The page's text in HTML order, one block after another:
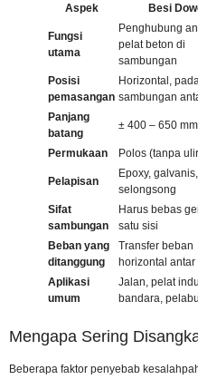
Aspek Besi
Fungsi
utama
Penghubung
pelat beton di
sambungan
Posisi
pemasangan
Horizontal, pada
sambungan
Panjang
batang
± 400 – 650 mm
Permukaan Polos (tanpa
Pelapisan
Epoxy, galvanis,
selongsong
Sifat
sambungan
Harus bebas
satu sisi
Beban yang
ditanggung
Transfer beban
horizontal antar
Aplikasi
umum
Jalan, pelat
bandara,
Mengapa Sering
Beberapa faktor penyebab